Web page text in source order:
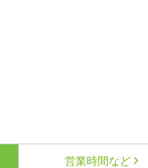
営業時間など